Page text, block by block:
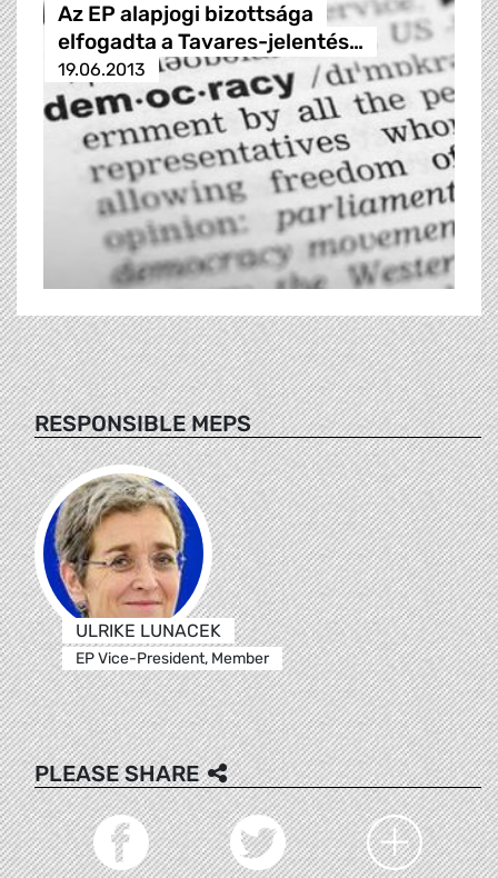
Az EP alapjogi bizottsága
elfogadta a Tavares-jelentés…
19.06.2013
RESPONSIBLE MEPS
ULRIKE LUNACEK
EP Vice-President, Member
PLEASE SHARE